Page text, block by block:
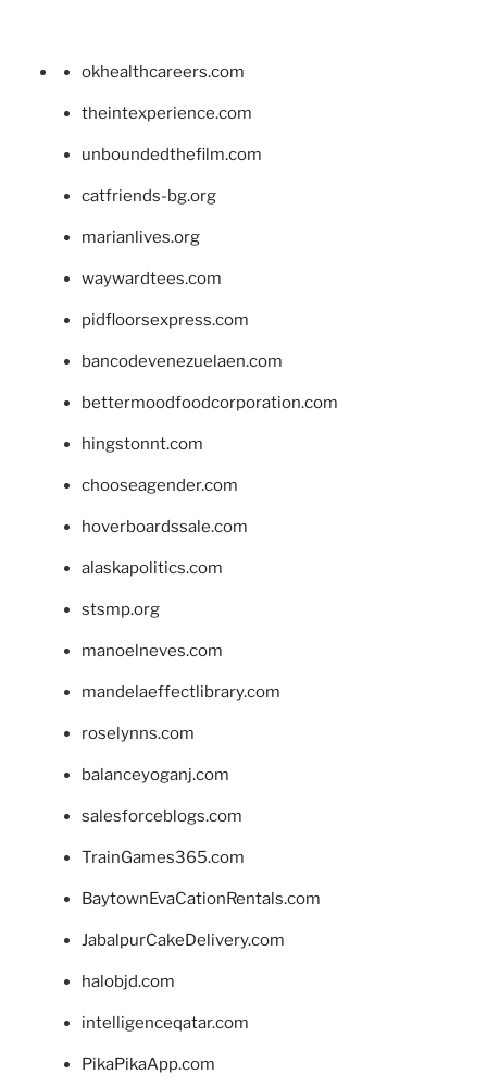
okhealthcareers.com
theintexperience.com
unboundedthefilm.com
catfriends-bg.org
marianlives.org
waywardtees.com
pidfloorsexpress.com
bancodevenezuelaen.com
bettermoodfoodcorporation.com
hingstonnt.com
chooseagender.com
hoverboardssale.com
alaskapolitics.com
stsmp.org
manoelneves.com
mandelaeffectlibrary.com
roselynns.com
balanceyoganj.com
salesforceblogs.com
TrainGames365.com
BaytownEvaCationRentals.com
JabalpurCakeDelivery.com
halobjd.com
intelligenceqatar.com
PikaPikaApp.com